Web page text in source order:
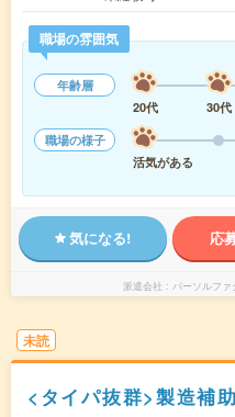
職場の雰囲気
年齢層
20代
30代
職場の様子
活気がある
気になる! 応
派遣会社 パーソルファ
未読
<タイパ抜群>製造補